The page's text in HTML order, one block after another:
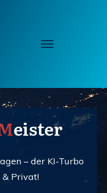
eister
– der KI-Turbo
& Privat!